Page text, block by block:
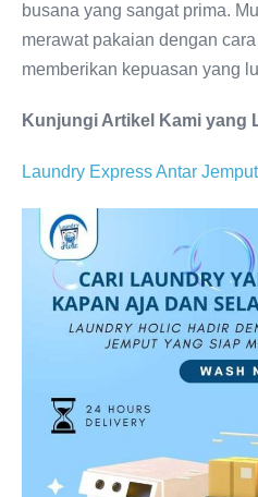
busana yang sangat prima.
merawat pakaian dengan
memberikan kepuasan yang
Kunjungi Artikel Kami yang
Laundry Express Antar